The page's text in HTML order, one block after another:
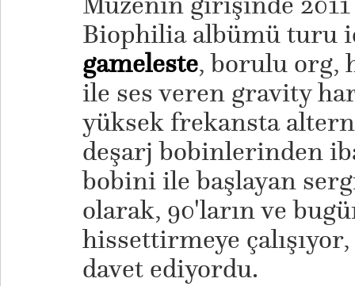
Biophilia albümü turu
gameleste, borulu org,
ile ses veren gravity
yüksek frekansta
deşarj bobinlerinden
bobini ile başlayan
olarak, 90'ların ve
hissettirmeye
davet ediyordu.